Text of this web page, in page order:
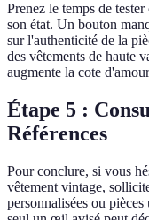
Prenez le temps de
son état. Un bouton
sur l'authenticité de la
des vêtements de haute
augmente la cote
Étape 5 :
Références
Pour conclure, si vous
vêtement vintage,
personnalisées ou